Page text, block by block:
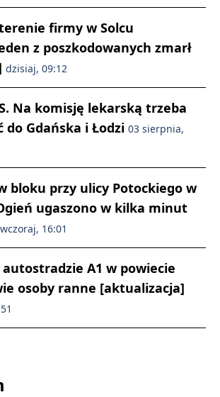
firmy w Solcu
z poszkodowanych zmarł
dzisiaj, 09:12
Na komisję lekarską trzeba
do Gdańska i Łodzi 03 sierpnia,
bloku przy ulicy Potockiego w
ugaszono w kilka minut
16:01
A1 w powiecie
osoby ranne [aktualizacja]